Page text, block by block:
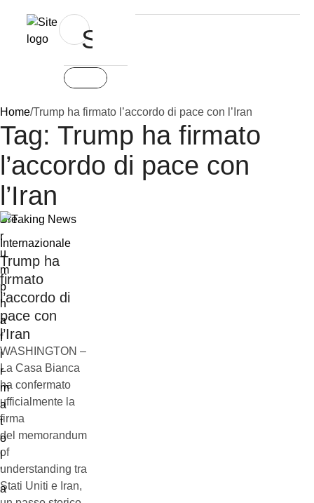
Home/Trump ha firmato l’accordo di pace con l’Iran
Tag: Trump ha firmato
l’accordo di pace con
l’Iran
Breaking News
Internazionale
Trump ha
firmato
l’accordo di
pace con
l’Iran
WASHINGTON –
La Casa Bianca
ha confermato
ufficialmente la
firma
del memorandum
of
understanding tra
Stati Uniti e Iran,